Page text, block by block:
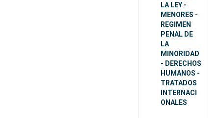
LA LEY -
MENORES -
REGIMEN
PENAL DE
LA
MINORIDAD
- DERECHOS
HUMANOS -
TRATADOS
INTERNACI
ONALES